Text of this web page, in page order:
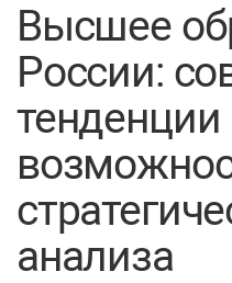
Высшее
России:
тенденции
анализа